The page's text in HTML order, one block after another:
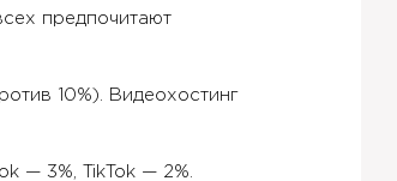
предпочитают
10%). Видеохостинг
— 3%, TikTok — 2%.